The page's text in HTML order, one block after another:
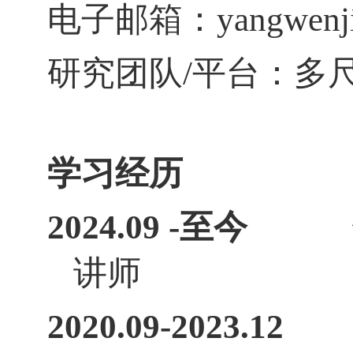
电子邮箱：
研究团队/平台：多
学习经历
2024.09 -至今
讲师
2020.09-2023.12